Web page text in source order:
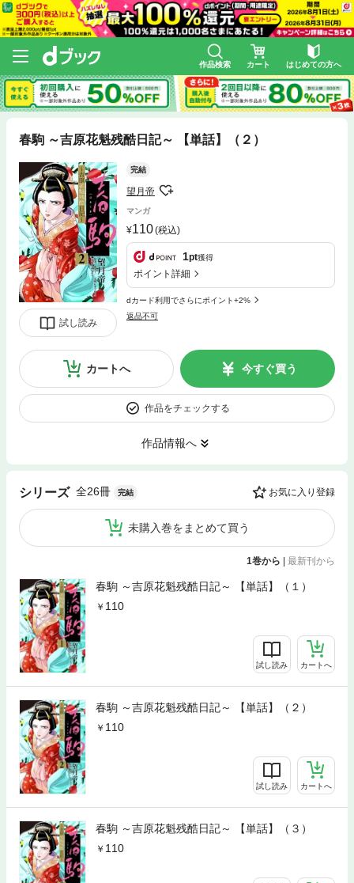
作品検索 カート はじめての方へ
春駒 ～吉原花魁残酷日記～ 【単話】（２）
試し読み
完結
望月帝
マンガ
110(税込)
1pt獲得
ポイント詳細
dカード利用でさらにポイント+2%
返品不可
カートへ 今すぐ買う
作品をチェックする
作品情報へ
シリーズ 全26冊 完結 お気に入り登録
未購入巻をまとめて買う
1巻から | 最新刊から
春駒 ～吉原花魁残酷日記～ 【単話】（１）
110
試し読み カートへ
春駒 ～吉原花魁残酷日記～ 【単話】（２）
110
試し読み カートへ
春駒 ～吉原花魁残酷日記～ 【単話】（３）
110